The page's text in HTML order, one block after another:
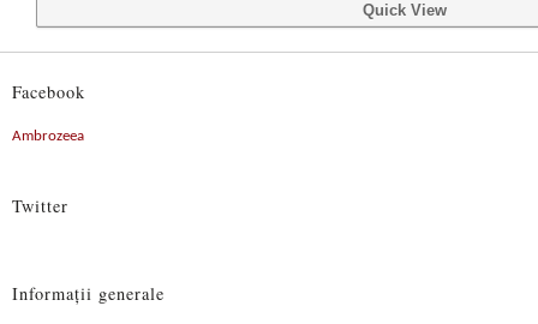
Quick View
Facebook
Ambrozeea
Twitter
Informaţii generale